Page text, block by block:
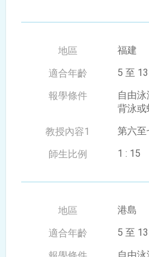
福建
5 至
自由泳
背泳或
第六至
1 : 15
港島
5 至